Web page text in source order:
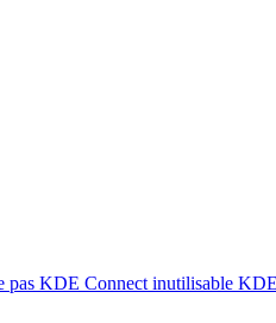
pas KDE Connect inutilisable